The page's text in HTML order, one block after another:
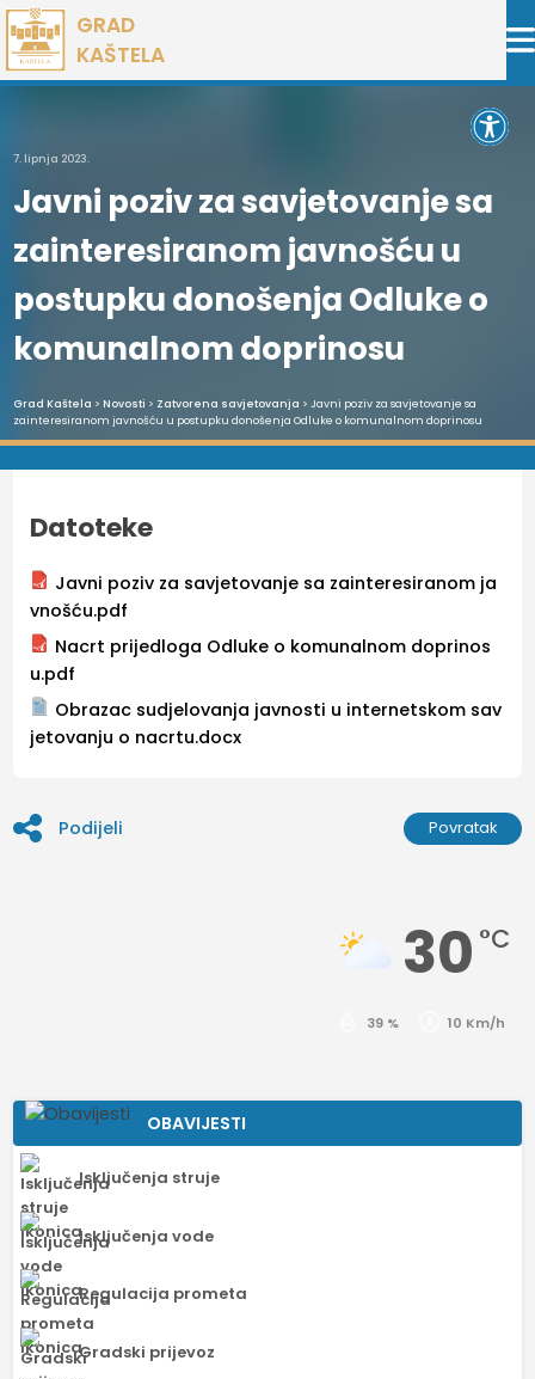
Preskoči
na
sadržaj
GRAD
KAŠTELA
7. lipnja 2023.
Javni poziv za savjetovanje sa
zainteresiranom javnošću u
postupku donošenja Odluke o
komunalnom doprinosu
Grad Kaštela > Novosti > Zatvorena savjetovanja > Javni poziv za savjetovanje sa
zainteresiranom javnošću u postupku donošenja Odluke o komunalnom doprinosu
Datoteke
Javni poziv za savjetovanje sa zainteresiranom ja
vnošću.pdf
Nacrt prijedloga Odluke o komunalnom doprinos
u.pdf
Obrazac sudjelovanja javnosti u internetskom sav
jetovanju o nacrtu.docx
Podijeli Povratak
30 °C
39 % 10 Km/h
OBAVIJESTI
Isključenja struje
Isključenja vode
Regulacija prometa
Gradski prijevoz